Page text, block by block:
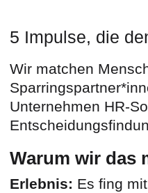
5 Impulse, die
Wir matchen
Unternehmen HR-
Warum wir das
Erlebnis: Es fing